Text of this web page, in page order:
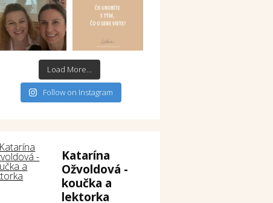
Load More...
Follow on Instagram
Katarína
Ožvoldová -
koučka a
lektorka